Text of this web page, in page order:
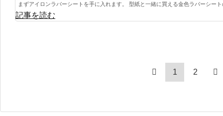
まずアイロンラバーシートを手に入れます。 型紙と一緒に買える金色ラバーシート
記事を読む
1 2